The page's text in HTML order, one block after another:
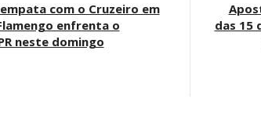
com o Cruzeiro em
enfrenta o
neste domingo
das 15